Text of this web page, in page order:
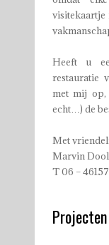
visitekaartje
Heeft u
restauratie
met mij op,
echt…) de
Met
Marvin Dool
T 06 –
Projecten